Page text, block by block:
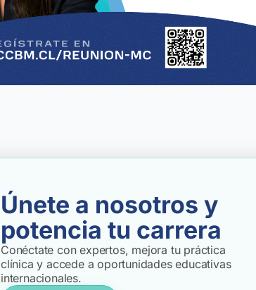
Únete a nosotros y
potencia tu carrera
Conéctate con expertos, mejora tu práctica
clínica y accede a oportunidades educativas
internacionales.